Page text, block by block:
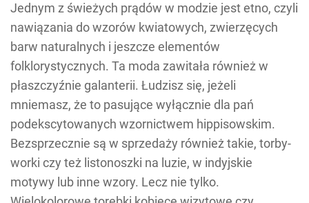
Jednym z świeżych prądów w modzie jest etno, czyli
nawiązania do wzorów kwiatowych, zwierzęcych
barw naturalnych i jeszcze elementów
folklorystycznych. Ta moda zawitała również w
płaszczyźnie galanterii. Łudzisz się, jeżeli
mniemasz, że to pasujące wyłącznie dla pań
podekscytowanych wzornictwem hippisowskim.
Bezsprzecznie są w sprzedaży również takie, torby-
worki czy też listonoszki na luzie, w indyjskie
motywy lub inne wzory. Lecz nie tylko.